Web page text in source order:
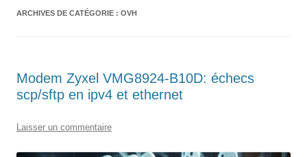
ARCHIVES DE CATÉGORIE : OVH
Modem Zyxel VMG8924-B10D: échecs
scp/sftp en ipv4 et ethernet
Laisser un commentaire